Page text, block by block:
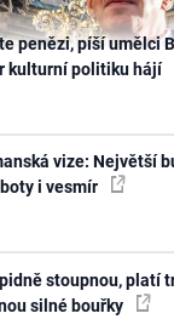
penězi, píší umělci
kulturní politiku hájí
vize: Největší
i vesmír
stoupnou, platí
silné bouřky